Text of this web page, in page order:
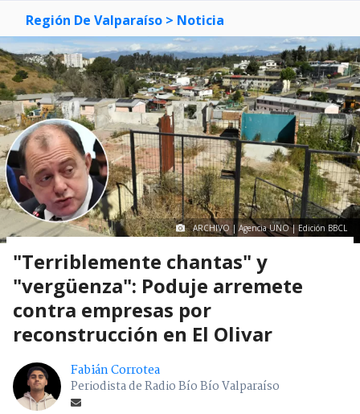
Región De Valparaíso > Noticia
ARCHIVO | Agencia UNO | Edición BBCL
"Terriblemente chantas" y
"vergüenza": Poduje arremete
contra empresas por
reconstrucción en El Olivar
Fabián Corrotea
Periodista de Radio Bío Bío Valparaíso